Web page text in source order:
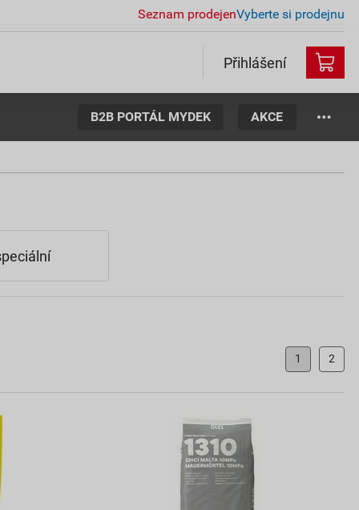
Seznam prodejenVyberte si prodejnu
Přihlášení
B2B PORTÁL MYDEK AKCE
1 2